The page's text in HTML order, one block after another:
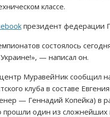
классе.
президент федерации
состоялось
— написал он.
центр МуравейНик сообщил
клуба в составе
— Геннадий Копейка) в
прошли один из